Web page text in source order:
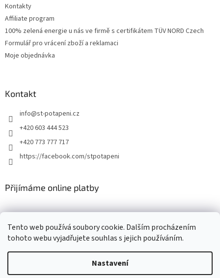
Tento web používá soubory cookie. Dalším procházením
tohoto webu vyjadřujete souhlas s jejich používáním.
Nastavení
Kontakty
Affiliate program
100% zelená energie u nás ve firmě s certifikátem TÜV NORD Czech
Formulář pro vrácení zboží a reklamaci
Moje objednávka
Kontakt
info@st-potapeni.cz
+420 603 444 523
+420 773 777 717
https://facebook.com/stpotapeni
Přijímáme online platby